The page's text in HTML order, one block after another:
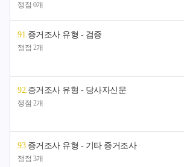
쟁점 0개
91.증거조사 유형 - 검증
쟁점 2개
92.증거조사 유형 - 당사자신문
쟁점 2개
93.증거조사 유형 - 기타 증거조사
쟁점 3개